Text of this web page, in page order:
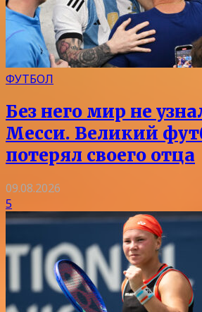
ФУТБОЛ
Без него мир не
Месси. Великий
потерял своего отца
09.08.2026
5